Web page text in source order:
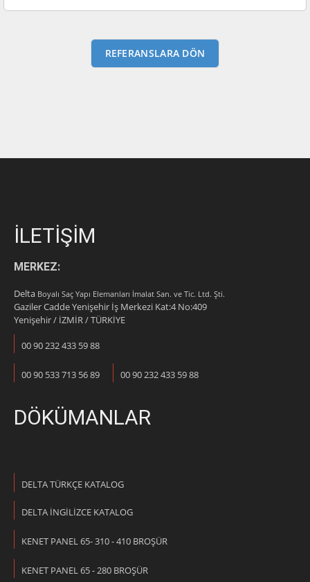
REFERANSLARA DÖN
İLETİŞİM
MERKEZ:
Delta Boyalı Saç Yapı Elemanları İmalat San. ve Tic. Ltd. Şti.
Gaziler Cadde Yenişehir İş Merkezi Kat:4 No:409
Yenişehir / İZMİR / TÜRKİYE
00 90 232 433 59 88
00 90 533 713 56 89 00 90 232 433 59 88
DÖKÜMANLAR
DELTA TÜRKÇE KATALOG
DELTA İNGİLİZCE KATALOG
KENET PANEL 65- 310 - 410 BROŞÜR
KENET PANEL 65 - 280 BROŞÜR